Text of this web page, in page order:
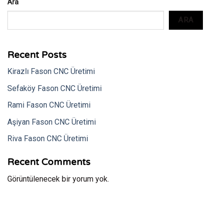
Ara
ARA
Recent Posts
Kirazlı Fason CNC Üretimi
Sefaköy Fason CNC Üretimi
Rami Fason CNC Üretimi
Aşiyan Fason CNC Üretimi
Riva Fason CNC Üretimi
Recent Comments
Görüntülenecek bir yorum yok.